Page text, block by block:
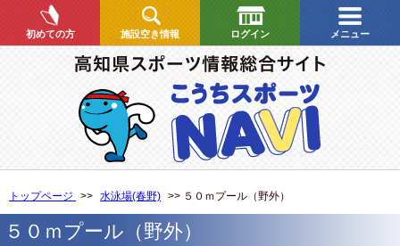
初めての方 施設空き情報 ログイン メニュー
トップページ >> 水泳場(春野) >> ５０ｍプール（野外）
５０ｍプール（野外）